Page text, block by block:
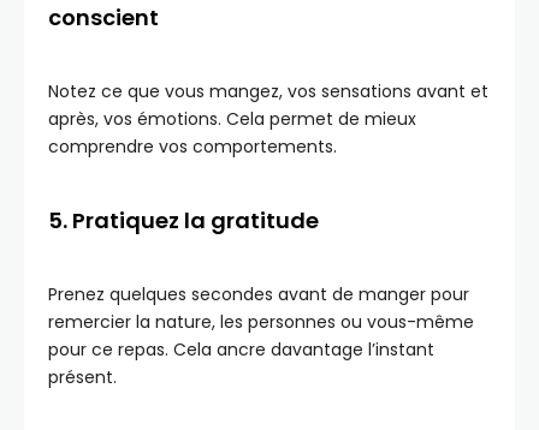
conscient
Notez ce que vous mangez, vos sensations avant et
après, vos émotions. Cela permet de mieux
comprendre vos comportements.
5. Pratiquez la gratitude
Prenez quelques secondes avant de manger pour
remercier la nature, les personnes ou vous-même
pour ce repas. Cela ancre davantage l’instant
présent.